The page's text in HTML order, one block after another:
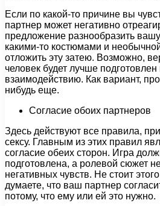
Если по какой-то причине вы
партнер может негативно
предложение разнообразить
какими-то костюмами и
отложить эту затею. Возможно,
человек будет лучше подготовлен
взаимодействию. Как вариант,
нибудь еще.
Согласие обоих партнеров
Здесь действуют все правила,
сексу. Главным из этих правил
согласие обеих сторон. Игра
подготовлена, а ролевой сюжет
негативных чувств. Не стоит
думаете, что ваш партнер
потому, что ему или ей это нужно.